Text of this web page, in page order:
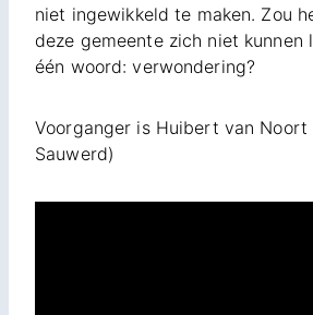
niet ingewikkeld te maken. Zou
deze gemeente zich niet kunnen
één woord: verwondering?
Voorganger is Huibert van Noort
Sauwerd)